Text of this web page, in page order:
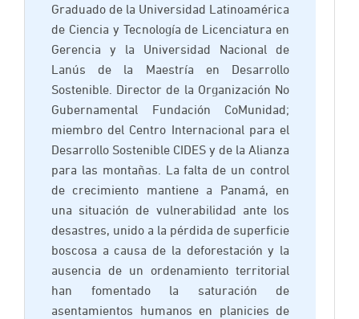
Graduado de la Universidad Latinoamérica
de Ciencia y Tecnología de Licenciatura en
Gerencia y la Universidad Nacional de
Lanús de la Maestría en Desarrollo
Sostenible. Director de la Organización No
Gubernamental Fundación CoMunidad;
miembro del Centro Internacional para el
Desarrollo Sostenible CIDES y de la Alianza
para las montañas. La falta de un control
de crecimiento mantiene a Panamá, en
una situación de vulnerabilidad ante los
desastres, unido a la pérdida de superficie
boscosa a causa de la deforestación y la
ausencia de un ordenamiento territorial
han fomentado la saturación de
asentamientos humanos en planicies de